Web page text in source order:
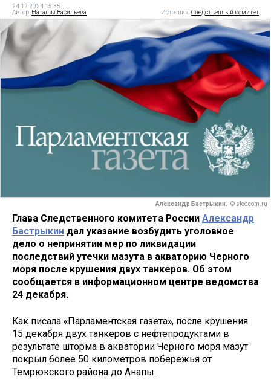
24.12.2024 15:35
Автор: Наталия Васильева Источник:Следственный комитет
Александр Бастрыкин. © sledcom.ru
Глава Следственного комитета России Александр
Бастрыкин дал указание возбудить уголовное
дело о непринятии мер по ликвидации
последствий утечки мазута в акваторию Черного
моря после крушения двух танкеров. Об этом
сообщается в информационном центре ведомства
24 декабря.
Как писала «Парламентская газета», после крушения
15 декабря двух танкеров с нефтепродуктами в
результате шторма в акватории Черного моря мазут
покрыл более 50 километров побережья от
Темрюкского района до Анапы.